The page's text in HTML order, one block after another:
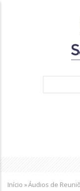
Trilha
Início »Áudios de